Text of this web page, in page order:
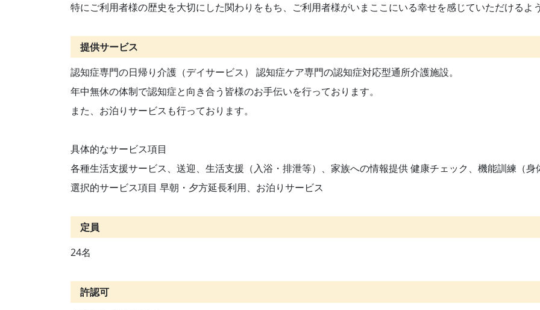
特にご利用者様の歴史を大切にした関わりをもち、ご利用者様がいまここにいる幸せを感じていただけるよ
提供サービス
認知症専門の日帰り介護（デイサービス） 認知症ケア専門の認知症対応型通所介護施設。
年中無休の体制で認知症と向き合う皆様のお手伝いを行っております。
また、お泊りサービスも行っております。
具体的なサービス項目
各種生活支援サービス、送迎、生活支援（入浴・排泄等）、家族への情報提供 健康チェック、機能訓練（
選択的サービス項目 早朝・夕方延長利用、お泊りサービス
定員
24名
許認可